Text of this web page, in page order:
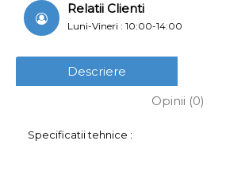
Relatii Clienti
Luni-Vineri : 10:00-14:00
Descriere
Opinii (0)
Specificatii tehnice :